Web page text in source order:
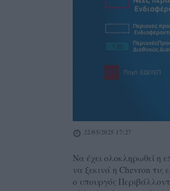
22/05/2025 17:27
Να έχει ολοκληρωθεί η
να ξεκινά η Chevron τις
ο υπουργός